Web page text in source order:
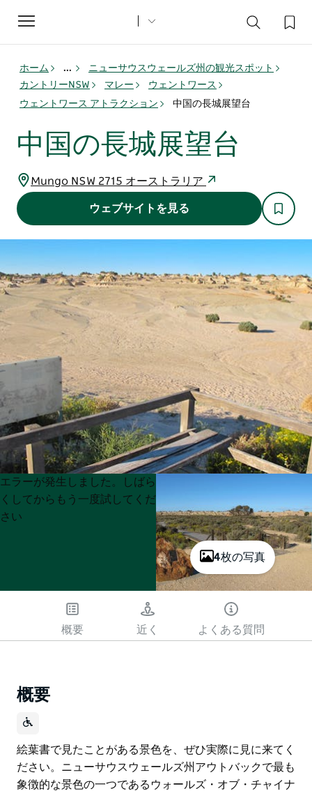
Toggle
navigation
ホーム ...
ニューサウスウェールズ州の観光スポット
カントリーNSW
マレー
ウェントワース
ウェントワース アトラクション
中国の長城展望台
中国の長城展望台
Mungo NSW 2715 オーストラリア
ウェブサイトを見る
4枚の写真
Product
List
Product
List
エラーが発生しました。しばら
くしてからもう一度試してくだ
さい
概要 近く よくある質問
概要
絵葉書で見たことがある景色を、ぜひ実際に見に来てく
ださい。ニューサウスウェールズ州アウトバックで最も
象徴的な景色の一つであるウォールズ・オブ・チャイナ